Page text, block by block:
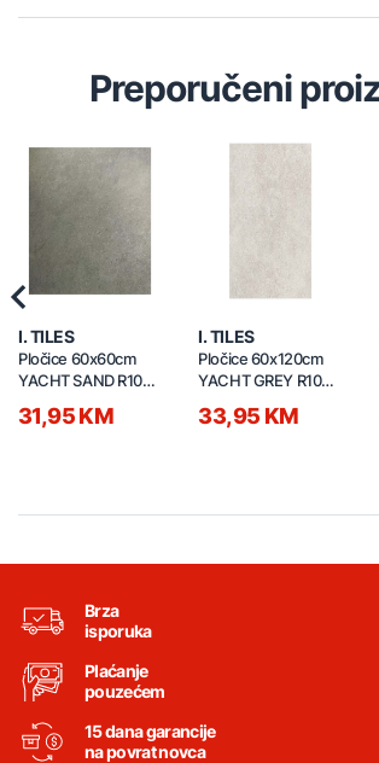
Preporučeni
I. TILES
Pločice 60x60cm
YACHT SAND R10
31,95 KM
I. TILES
Pločice 60x120cm
YACHT GREY R10
33,95 KM
Brza
isporuka
Plaćanje
pouzećem
15 dana garancije
na povrat novca